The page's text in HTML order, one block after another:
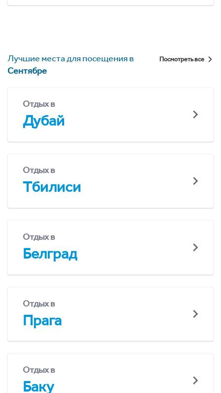
Лучшие места для посещения в
Сентябре
Посмотреть все
Отдых в
Дубай
Отдых в
Тбилиси
Отдых в
Белград
Отдых в
Прага
Отдых в
Баку